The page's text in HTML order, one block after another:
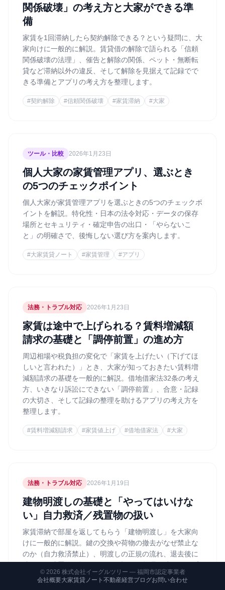
関係破壊」の考え方と大家ができる準
備
家賃を1回滞納したら契約解除できる？という疑問に、大
家向けに一般的に解説。賃貸借の解除で語られる「信頼
関係破壊の法理」、催告と解除の関係、ペット・無断転
貸など滞納以外の違反、そして解除を見据えて記録でで
きる準備とアプリの考え方を整理します。
#契約解除 #信頼関係破壊 #家賃滞納 #大家
ツール・比較 2026年1月23日
個人大家の家賃管理アプリ、選ぶとき
の5つのチェックポイント
個人大家が家賃管理アプリを選ぶときの5つのチェックポ
イントを解説。特化性・日本の法令対応・データの保存
場所とセキュリティ・確定申告の出口・「やらないこ
と」の明確さで、後悔しない選び方を案内します。
#大家賃貸ノート #家賃管理 #アプリ
法務・トラブル対応 2026年1月23日
家賃は途中で上げられる？賃料増減額
請求の基礎と「調停前置」の進め方
周辺相場や税負担の変化で「家賃を上げたい（下げてほ
しいと言われた）」とき、大家が知っておきたい賃料増
減額請求の基礎を一般的に解説。借地借家法32条の考え
方、いきなり訴訟にできない「調停前置」、合意・記録
の大切さ、そして記録の整理を助けるアプリの考え方を
整理します。
#賃料増減額請求 #家賃値上げ #借地借家法 #大家
法務・トラブル対応 2026年1月19日
建物明渡しの基礎と「やってはいけな
い」自力救済／残置物の扱い
家賃滞納で部屋を返してもらう「建物明渡し」を大家向
けに一般的に解説。鍵の交換や荷物の撤去がなぜ禁止な
のか（自力救済禁止）、明渡しの正規の流れ、退去後に
リの考え方を整理します。
© 2026 株式会社イーグルツリー — 福岡市認定事業者
会社概要大家賃貸ノート 不動産経営ブログお問い合わせ